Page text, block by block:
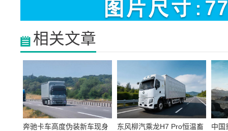
相关文章
奔驰卡车高度伪装新车现身
东风柳汽乘龙H7 Pro恒温畜
中国